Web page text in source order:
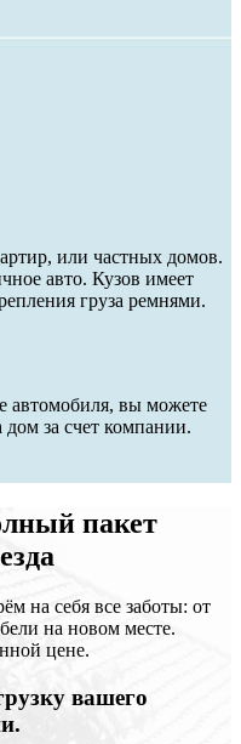
или частных домов.
авто. Кузов имеет
груза ремнями.
автомобиля, вы можете
дом за счет компании.
пакет
на себя все заботы: от
на новом месте.
цене.
вашего